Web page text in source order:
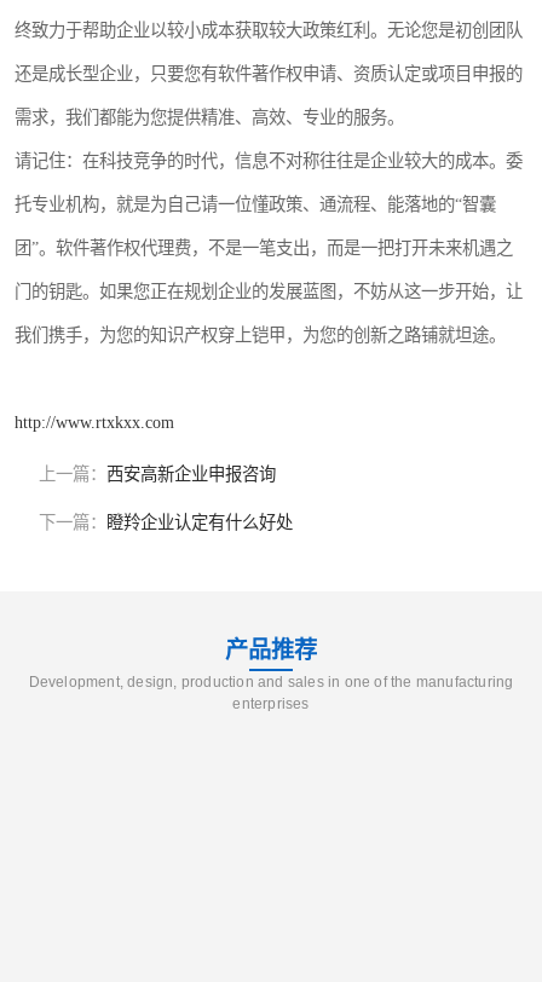
终致力于帮助企业以较小成本获取较大政策红利。无论您是初创团队
还是成长型企业，只要您有软件著作权申请、资质认定或项目申报的
需求，我们都能为您提供精准、高效、专业的服务。
请记住：在科技竞争的时代，信息不对称往往是企业较大的成本。委
托专业机构，就是为自己请一位懂政策、通流程、能落地的“智囊
团”。软件著作权代理费，不是一笔支出，而是一把打开未来机遇之
门的钥匙。如果您正在规划企业的发展蓝图，不妨从这一步开始，让
我们携手，为您的知识产权穿上铠甲，为您的创新之路铺就坦途。
http://www.rtxkxx.com
上一篇： 西安高新企业申报咨询
下一篇： 瞪羚企业认定有什么好处
产品推荐
Development, design, production and sales in one of the manufacturing
enterprises